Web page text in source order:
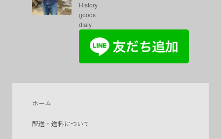
History
goods
dialy
ホーム
配送・送料について